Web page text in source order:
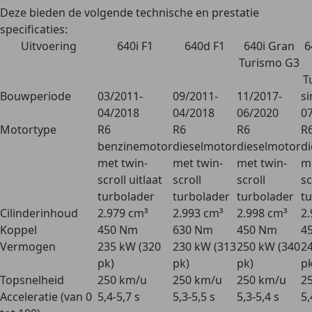
Deze bieden de volgende technische en prestatie
specificaties:
Uitvoering
640i F1 640d F1
640i Gran
Turismo G3
Bouwperiode
03/2011-
04/2018
09/2011-
04/2018
11/2017-
06/2020
Motortype
R6
benzinemotor
met twin-
scroll uitlaat
turbolader
R6
dieselmotor
met twin-
scroll
turbolader
R6
dieselmotor
met twin-
scroll
turbolader
Cilinderinhoud
2.979 cm³ 2.993 cm³ 2.998 cm³
Koppel
450 Nm 630 Nm 450 Nm
Vermogen
235 kW (320
pk)
230 kW (313
pk)
250 kW (340
pk)
Topsnelheid
250 km/u 250 km/u 250 km/u
Acceleratie (van 0 5,4-5,7 s 5,3-5,5 s 5,3-5,4 s